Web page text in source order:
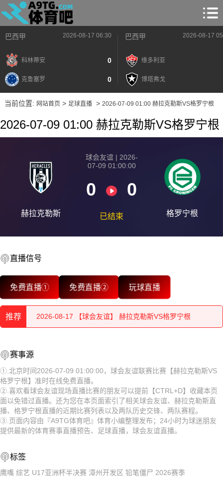
巴西甲 2026-08-17 06:30
科林蒂安 0
克鲁塞罗 0
巴西甲 2026-08-17
维多利亚
博塔弗戈
当前位置: 网站首页> 足球直播> 2026-07-09 01:00 赫拉克勒斯VS格罗宁根
2026-07-09 01:00 赫拉克勒斯VS格罗宁根
赫拉克勒斯
球会友谊 | 2026-
07-09 01:00:00
0 0
已结束 格罗宁根
直播信号
免费直播① 免费直播② 玩球直播
推荐
2026-08-17 【球会友谊】 赫拉克勒斯VS格罗宁根
2026-08-17 【球会友谊】 赫拉克勒斯VS格罗宁根
2026-08-17 【球会友谊】 赫拉克勒斯VS格罗宁根
2026-08-17 【球会友谊】 赫拉克勒斯VS格罗宁根
2026-08-17 【球会友谊】 赫拉克勒斯VS格罗宁根
2026-08-17 【球会友谊】 赫拉克勒斯VS格罗宁根
2026-08-17 【球会友谊】 赫拉克勒斯VS格罗宁根
2026-08-17 【球会友谊】 赫拉克勒斯VS格罗宁根
2026-08-17 【球会友谊】 赫拉克勒斯VS格罗宁根
2026-08-17 【球会友谊】 赫拉克勒斯VS格罗宁根
2026-08-17 【球会友谊】 赫拉克勒斯VS格罗宁根
赛事源
①.北京时间2026-07-09 01:00:00，球会友谊联赛比赛【赫拉克勒斯VS
格罗宁根】准时在线免费直播。
②.喜欢看球会友谊现场直播比赛的朋友可以提前【CTRL+D】收藏本页
面以免错过直播。还为您在本页面索引了相关球会友谊、赫拉克勒斯直
播、格罗宁根直播的近期比赛列表以及两队历史交锋、两队赛程。
③.页面内容由『A9TG体育吧』体育小编整理发布；24小时为球迷朋友
提供最新的体育赛事直播预告、足球直播，球会友谊直播。
标签
鹰嘴 综艺 U17亚洲杯半决赛 漳州开发区 铅笔僵尸 2026赛季